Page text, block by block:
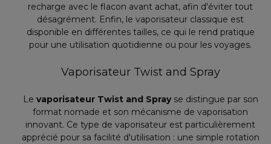
recharge avec le flacon avant achat, afin d'éviter tout
désagrément. Enfin, le vaporisateur classique est
disponible en différentes tailles, ce qui le rend pratique
pour une utilisation quotidienne ou pour les voyages.
Vaporisateur Twist and Spray
Le vaporisateur Twist and Sprayse distingue par son
format nomade et son mécanisme de vaporisation
innovant. Ce type de vaporisateur est particulièrement
apprécié pour sa facilité d'utilisation : une simple rotation